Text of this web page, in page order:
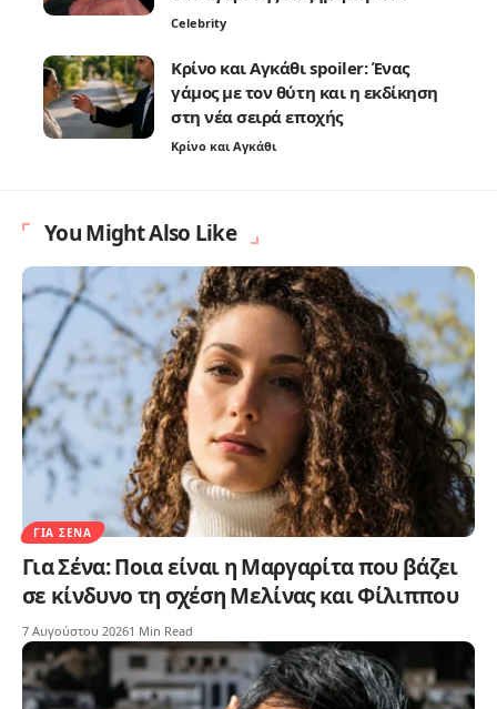
Celebrity
Κρίνο και Αγκάθι spoiler: Ένας
γάμος με τον θύτη και η εκδίκηση
στη νέα σειρά εποχής
Κρίνο και Αγκάθι
You Might Also Like
ΓΙΑ ΣΈΝΑ
Για Σένα: Ποια είναι η Μαργαρίτα που βάζει
σε κίνδυνο τη σχέση Μελίνας και Φίλιππου
7 Αυγούστου 20261 Min Read